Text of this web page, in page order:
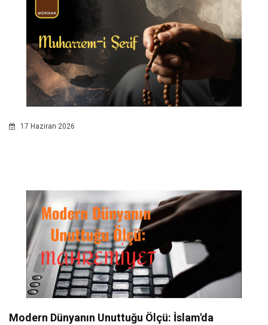
17 Haziran 2026
Modern Dünyanın Unuttuğu Ölçü: İslam'da